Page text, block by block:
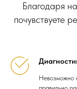
Благодаря
почувствуете
Невозможно